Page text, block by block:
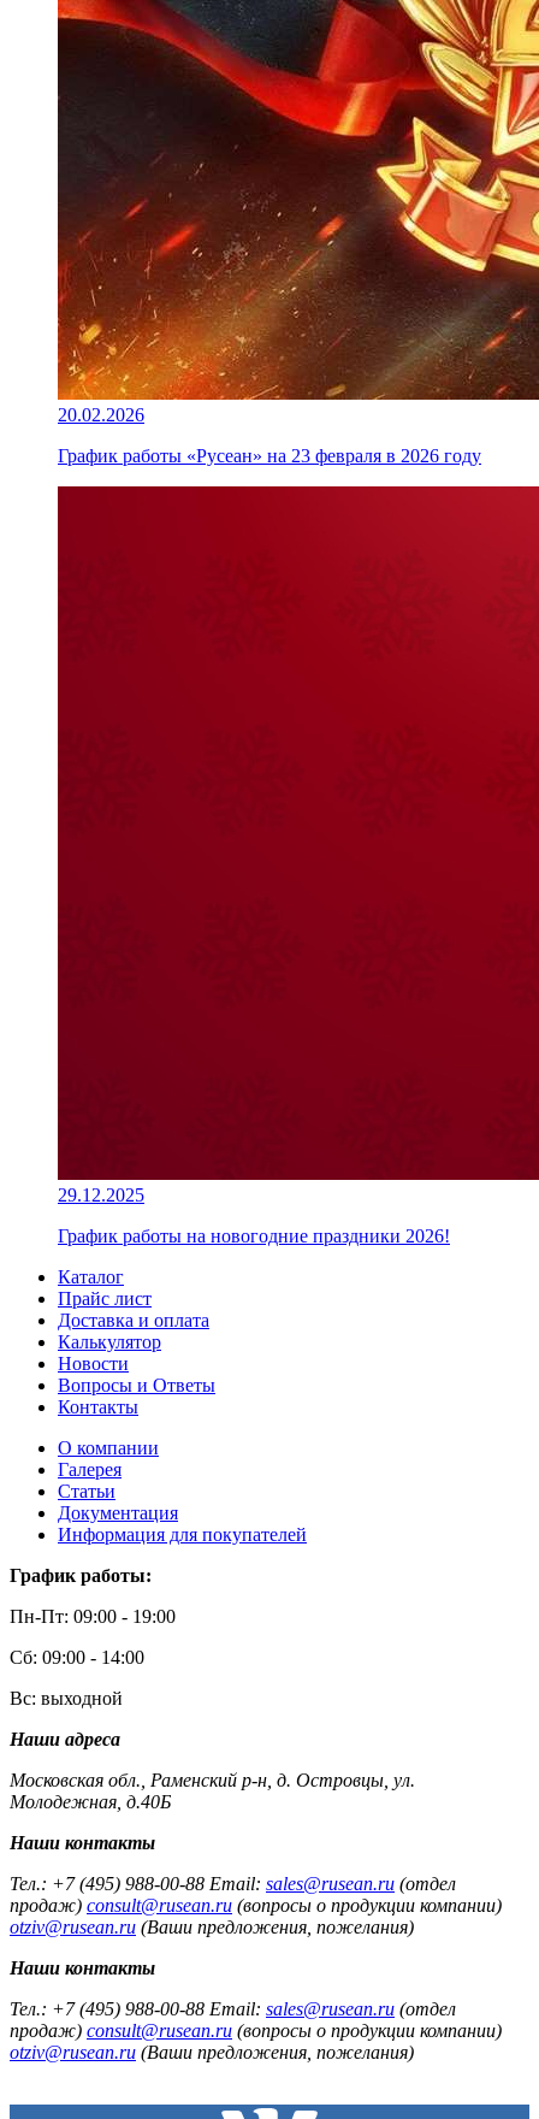
20.02.2026
График работы «Русеан» на 23 февраля в 2026 году
29.12.2025
График работы на новогодние праздники 2026!
Каталог
Прайс лист
Доставка и оплата
Калькулятор
Новости
Вопросы и Ответы
Контакты
О компании
Галерея
Статьи
Документация
Информация для покупателей
График работы:
Пн-Пт: 09:00 - 19:00
Сб: 09:00 - 14:00
Вс: выходной
Наши адреса
Московская обл., Раменский р-н, д. Островцы, ул.
Молодежная, д.40Б
Наши контакты
Тел.: +7 (495) 988-00-88 Email: sales@rusean.ru (отдел
продаж) consult@rusean.ru (вопросы о продукции компании)
otziv@rusean.ru (Ваши предложения, пожелания)
Наши контакты
Тел.: +7 (495) 988-00-88 Email: sales@rusean.ru (отдел
продаж) consult@rusean.ru (вопросы о продукции компании)
otziv@rusean.ru (Ваши предложения, пожелания)